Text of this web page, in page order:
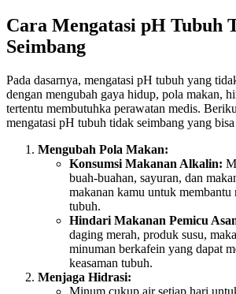
Cara Mengatasi pH Tubuh
Seimbang
Pada dasarnya, mengatasi pH tubuh yang
dengan mengubah gaya hidup, pola makan,
tertentu membutuhka perawatan medis.
mengatasi pH tubuh tidak seimbang yang
Mengubah Pola Makan:
Konsumsi Makanan Alkalin:
buah-buahan, sayuran, dan
makanan kamu untuk
tubuh.
Hindari Makanan Pemicu
daging merah, produk susu,
minuman berkafein yang dapat
keasaman tubuh.
Menjaga Hidrasi: